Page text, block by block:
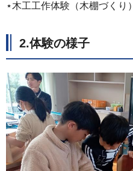
⋆木工工作体験（木棚づくり）
2.体験の様子